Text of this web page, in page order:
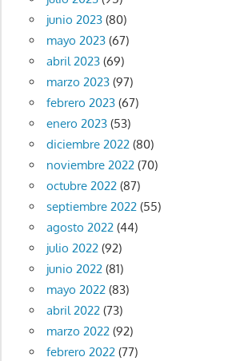
junio 2023(80)
mayo 2023(67)
abril 2023(69)
marzo 2023(97)
febrero 2023(67)
enero 2023(53)
diciembre 2022(80)
noviembre 2022(70)
octubre 2022(87)
septiembre 2022(55)
agosto 2022(44)
julio 2022(92)
junio 2022(81)
mayo 2022(83)
abril 2022(73)
marzo 2022(92)
febrero 2022(77)